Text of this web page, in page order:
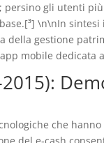
gli utenti
\n\nIn sintesi
della gestione
mobile
che